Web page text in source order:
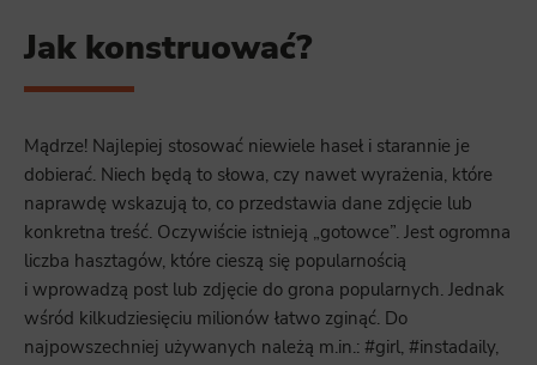
Jak konstruować?
Mądrze! Najlepiej stosować niewiele haseł i starannie je
dobierać. Niech będą to słowa, czy nawet wyrażenia, które
naprawdę wskazują to, co przedstawia dane zdjęcie lub
konkretna treść. Oczywiście istnieją „gotowce”. Jest ogromna
liczba hasztagów, które cieszą się popularnością
i wprowadzą post lub zdjęcie do grona popularnych. Jednak
wśród kilkudziesięciu milionów łatwo zginąć. Do
najpowszechniej używanych należą m.in.: #girl, #instadaily,